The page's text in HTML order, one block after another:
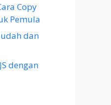
Copy
Pemula
dan
dengan